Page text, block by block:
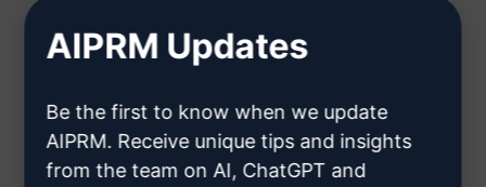
Cliquez ici pour savoir comment
créer un compte ChatGPT
AIPRM Updates
Be the first to know when we update
AIPRM. Receive unique tips and insights
from the team on AI, ChatGPT and